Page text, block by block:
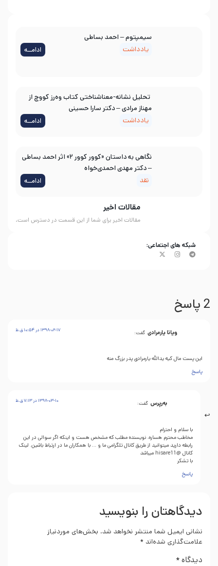
مقالات اخیر
مقالات اخیر برای شما از این قسمت در دسترس است.
سیمپتوم – احمد بساطی
یادداشت
ادامــه
تحلیل نشانه-معناشناختی کتاب وه‌رز کووچ از
مهناز مرادی – دکتر سارا حسینی
یادداشت
ادامــه
نگاهی به داستان «کوور کوور ۲» اثر احمد بساطی
– دکتر مهدی احمدی‌خواه
نقد
ادامــه
شبکه های اجتماعی:
2 پاسخ
ویانا یارمرادی گفت: 1398-02-17 در 10:54 ق.ظ
این پست مال کیه یدالله یارمرادی پدر بزرگ منه
پاسخ
بەرپرس گفت: 1398-03-10 در 7:13 ق.ظ
با سلام و احترام
مخاطب محترم هساره، نویسنده مطلب که مشخص هست و اینکه اگر سوالی در این
رابطه دارید میتوانید از طریق کانال تلگرامی ما و … با همکاران ما در ارتباط باشین. لینک
کانال @hisare11 میباشد
با تشکر
پاسخ
دیدگاهتان را بنویسید
نشانی ایمیل شما منتشر نخواهد شد. بخش‌های موردنیاز
علامت‌گذاری شده‌اند *
دیدگاه*